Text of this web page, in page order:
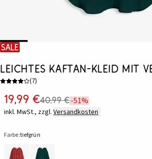
SALE
Leichtes Kaftan-Kleid mit
(7)
19,99 €40,99 €-51%
inkl. MwSt., zzgl. Versandkosten
Farbe:tiefgrün